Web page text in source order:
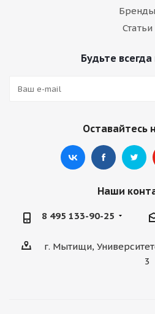
Бренды
Статьи
Будьте всегда
Оставайтесь
Наши
8 495 133-90-25
г. Мытищи,
3